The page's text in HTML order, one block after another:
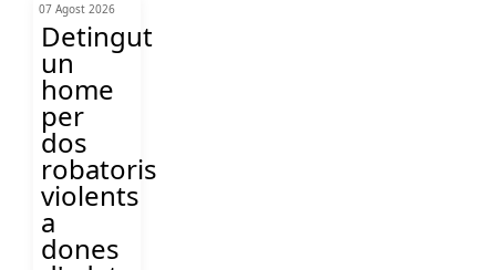
07 Agost 2026
Detingut
un
home
per
dos
robatoris
violents
a
dones